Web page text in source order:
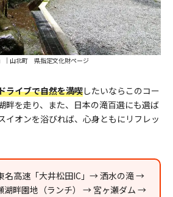
｜山北町 県指定文化財ページ
ライブで自然を満喫したいならこのコー
畔を走り、また、日本の滝百選にも選ば
イオンを浴びれば、心身ともにリフレッ
名高速「大井松田IC」→ 洒水の滝 →
湖畔園地（ランチ） → 宮ヶ瀬ダム →